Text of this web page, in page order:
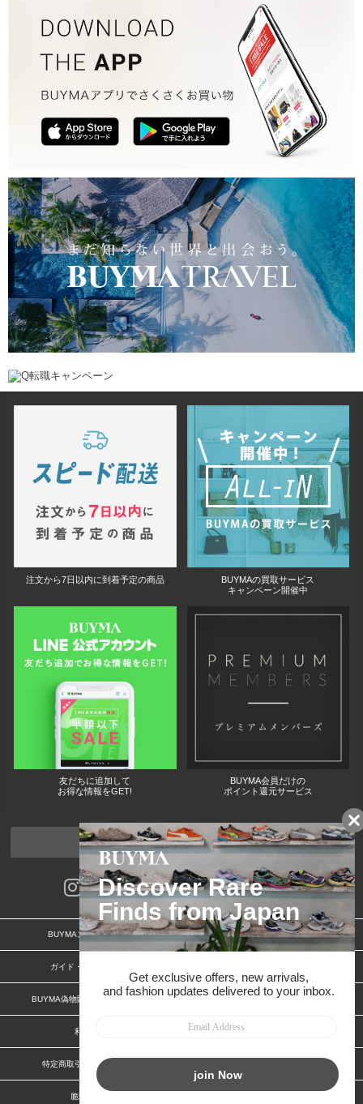
注文から7日以内に到着予定の商品
BUYMAの買取サービス
キャンペーン開催中
友だちに追加して
お得な情報をGET!
BUYMA会員だけの
ポイント還元サービス
ページトップへ
BUYMAスタートガイド 安心への取り組み
ガイド・お問い合わせ
BUYMA偽物販売防止の取り組み BUYMA CARD
利用規約
特定商取引法に関する表記
脆弱性報告